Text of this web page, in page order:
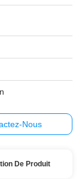
Nous
De Produit